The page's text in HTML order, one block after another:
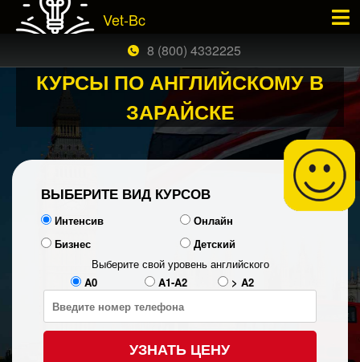
Vet-Bc
8 (800) 4332225
КУРСЫ ПО АНГЛИЙСКОМУ В
ЗАРАЙСКЕ
ВЫБЕРИТЕ ВИД КУРСОВ
Интенсив
Онлайн
Бизнес
Детский
Выберите свой уровень английского
A0
A1-A2 > A2
УЗНАТЬ ЦЕНУ
ЗАКАЗАТЬ БЕСПЛАТНЫЙ ЗВОНОК ×